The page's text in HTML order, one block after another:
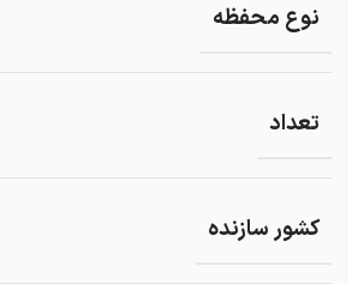
نوع محفظه
تعداد
کشور سازنده